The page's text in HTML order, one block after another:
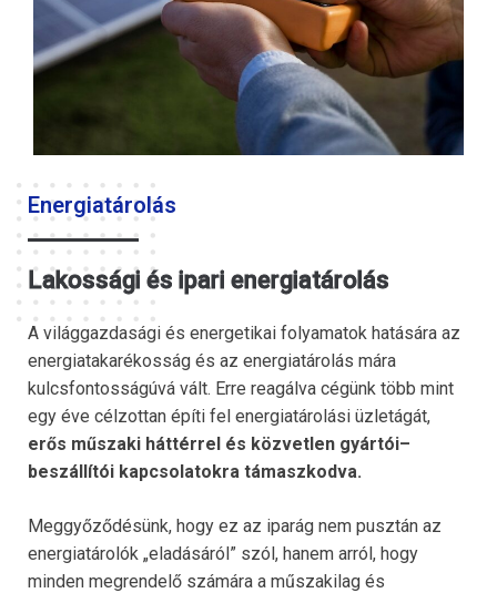
Energiatárolás
Lakossági és ipari energiatárolás
A világgazdasági és energetikai folyamatok hatására az
energiatakarékosság és az energiatárolás mára
kulcsfontosságúvá vált. Erre reagálva cégünk több mint
egy éve célzottan építi fel energiatárolási üzletágát,
erős műszaki háttérrel és közvetlen gyártói–
beszállítói kapcsolatokra támaszkodva.
Meggyőződésünk, hogy ez az iparág nem pusztán az
energiatárolók „eladásáról” szól, hanem arról, hogy
minden megrendelő számára a műszakilag és